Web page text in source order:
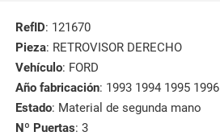
RefID: 121670
Pieza: RETROVISOR DERECHO
Vehículo: FORD
Año fabricación: 1993 1994 1995 1996
Estado: Material de segunda mano
Nº Puertas: 3